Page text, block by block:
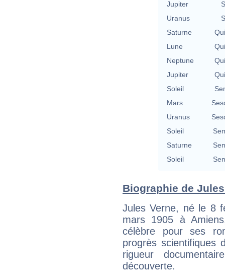
Jupiter
Uranus
Saturne
Lune
Neptune
Jupiter
Soleil
Mars
Uranus
Soleil
Saturne
Soleil
Biographie de
Jules Verne, né le 8
mars 1905 à
célèbre pour ses
progrès scientifiques
rigueur
découverte.